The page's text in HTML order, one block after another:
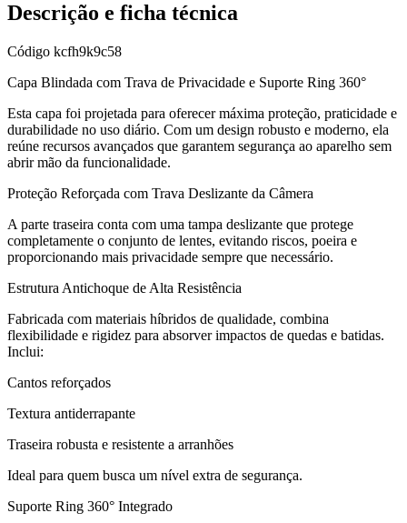
Descrição e ficha técnica
Código kcfh9k9c58
Capa Blindada com Trava de Privacidade e Suporte Ring 360°
Esta capa foi projetada para oferecer máxima proteção, praticidade e
durabilidade no uso diário. Com um design robusto e moderno, ela
reúne recursos avançados que garantem segurança ao aparelho sem
abrir mão da funcionalidade.
Proteção Reforçada com Trava Deslizante da Câmera
A parte traseira conta com uma tampa deslizante que protege
completamente o conjunto de lentes, evitando riscos, poeira e
proporcionando mais privacidade sempre que necessário.
Estrutura Antichoque de Alta Resistência
Fabricada com materiais híbridos de qualidade, combina
flexibilidade e rigidez para absorver impactos de quedas e batidas.
Inclui:
Cantos reforçados
Textura antiderrapante
Traseira robusta e resistente a arranhões
Ideal para quem busca um nível extra de segurança.
Suporte Ring 360° Integrado